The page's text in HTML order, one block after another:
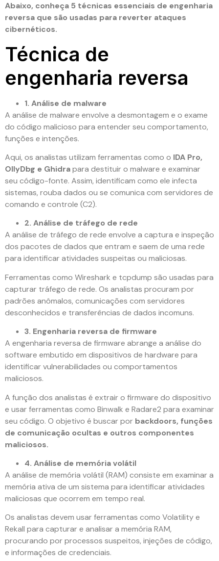
Abaixo, conheça 5 técnicas essenciais de engenharia
reversa que são usadas para reverter ataques
cibernéticos.
Técnica de
engenharia reversa
1. Análise de malware
A análise de malware envolve a desmontagem e o exame
do código malicioso para entender seu comportamento,
funções e intenções.
Aqui, os analistas utilizam ferramentas como o IDA Pro,
OllyDbg e Ghidrapara destituir o malware e examinar
seu código-fonte. Assim, identificam como ele infecta
sistemas, rouba dados ou se comunica com servidores de
comando e controle (C2).
2. Análise de tráfego de rede
A análise de tráfego de rede envolve a captura e inspeção
dos pacotes de dados que entram e saem de uma rede
para identificar atividades suspeitas ou maliciosas.
Ferramentas como Wireshark e tcpdump são usadas para
capturar tráfego de rede. Os analistas procuram por
padrões anômalos, comunicações com servidores
desconhecidos e transferências de dados incomuns.
3. Engenharia reversa de firmware
A engenharia reversa de firmware abrange a análise do
software embutido em dispositivos de hardware para
identificar vulnerabilidades ou comportamentos
maliciosos.
A função dos analistas é extrair o firmware do dispositivo
e usar ferramentas como Binwalk e Radare2 para examinar
seu código. O objetivo é buscar por backdoors, funções
de comunicação ocultas e outros componentes
maliciosos.
4. Análise de memória volátil
A análise de memória volátil (RAM) consiste em examinar a
memória ativa de um sistema para identificar atividades
maliciosas que ocorrem em tempo real.
Os analistas devem usar ferramentas como Volatility e
Rekall para capturar e analisar a memória RAM,
procurando por processos suspeitos, injeções de código,
e informações de credenciais.